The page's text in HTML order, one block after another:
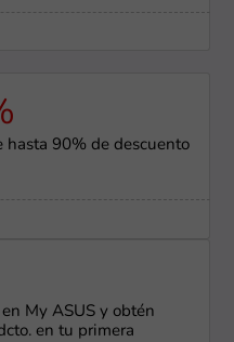
hasta 90% de descuento
My ASUS y obtén
en tu primera